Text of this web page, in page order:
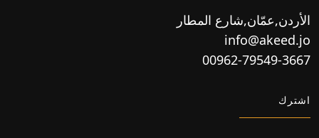
الأردن,عمّان,شارع المطار
info@akeed.jo
00962-79549-3667
اشترك